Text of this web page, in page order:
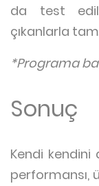
da test
çıkanlarla
*Programa
Sonuç
Kendi kendini
performansı,